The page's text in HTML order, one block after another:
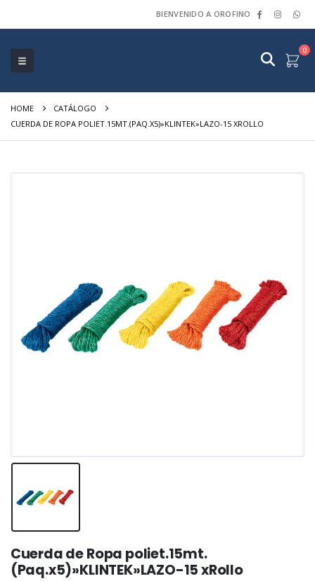
BIENVENIDO A OROFINO
0
HOME
CATÁLOGO
CUERDA DE ROPA POLIET.15MT.(PAQ.X5)»KLINTEK»LAZO-15 XROLLO
Cuerda de Ropa poliet.15mt.
(Paq.x5)»KLINTEK»LAZO-15 xRollo